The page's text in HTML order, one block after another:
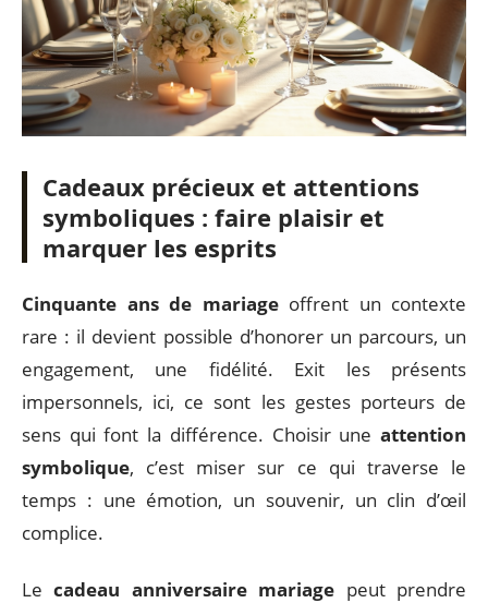
Cadeaux précieux et attentions
symboliques : faire plaisir et
marquer les esprits
Cinquante ans de mariageoffrent un contexte
rare : il devient possible d’honorer un parcours, un
engagement, une fidélité. Exit les présents
impersonnels, ici, ce sont les gestes porteurs de
sens qui font la différence. Choisir une attention
symbolique, c’est miser sur ce qui traverse le
temps : une émotion, un souvenir, un clin d’œil
complice.
Lecadeau anniversaire mariage peut prendre